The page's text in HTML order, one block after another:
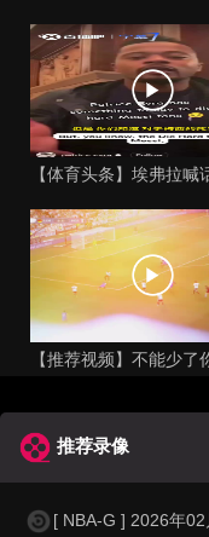
推荐录像
[ NBA-G ] 2026年02月08